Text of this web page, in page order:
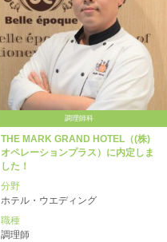
調理師科
THE MARK GRAND HOTEL（(株)
オペレーションプラス）に内定しま
した！
分野
ホテル・ウエディング
職種
調理師